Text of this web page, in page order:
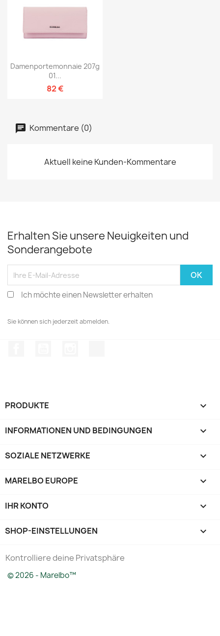
Damenportemonnaie 207g
01...
82 €
Kommentare (0)
Aktuell keine Kunden-Kommentare
Erhalten Sie unsere Neuigkeiten und
Sonderangebote
Ich möchte einen Newsletter erhalten
Sie können sich jederzeit abmelden.
PRODUKTE 
INFORMATIONEN UND BEDINGUNGEN 
SOZIALE NETZWERKE 
MARELBO EUROPE 
IHR KONTO 
SHOP-EINSTELLUNGEN keyboard_arrow_down
Kontrolliere deine Privatsphäre
© 2026 - Marelbo™